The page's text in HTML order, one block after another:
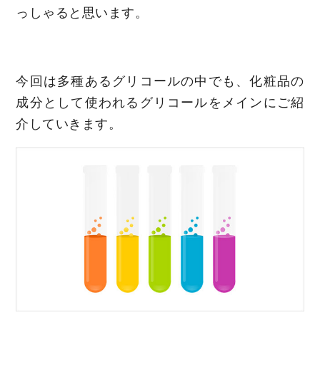
っしゃると思います。
今回は多種あるグリコールの中でも、化粧品の
成分として使われるグリコールをメインにご紹
介していきます。